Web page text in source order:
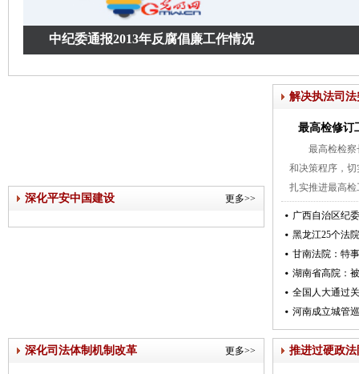
中纪委通报2013年反腐倡廉工作情况
深化平安中国建设 更多>>
解决执法司
最高检修订
最高检检
和决策程序，
扎实推进最高
广西自治区纪
黑龙江25个法
甘南法院：特
湖南省高院：
全国人大通过
河南成立城管
深化司法体制机制改革 更多>> 推进过硬政